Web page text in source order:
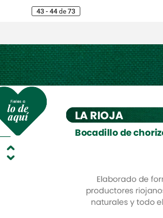
43 - 44 de 73
Elaborado de
productores
naturalesytodo
LARIOJA
Bocadillode
Elaboradode
productores
naturalesy todo